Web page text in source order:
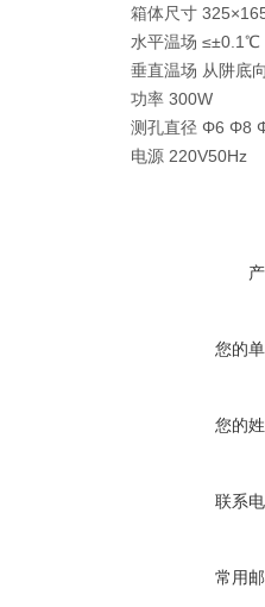
箱体尺寸
水平温场 ≤±0.1℃
垂直温场 从阱底
功率 300W
测孔直径 Φ6 Φ8
电源 220V50Hz
您的
您的
联系
常用